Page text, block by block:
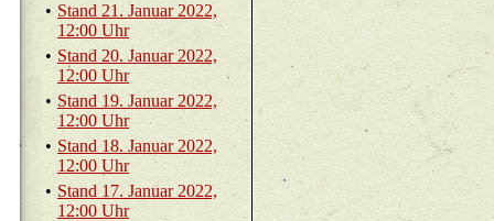
• Stand 21. Ja­nu­ar 2022,
12:00 Uhr
• Stand 20. Ja­nu­ar 2022,
12:00 Uhr
• Stand 19. Ja­nu­ar 2022,
12:00 Uhr
• Stand 18. Ja­nu­ar 2022,
12:00 Uhr
• Stand 17. Ja­nu­ar 2022,
12:00 Uhr